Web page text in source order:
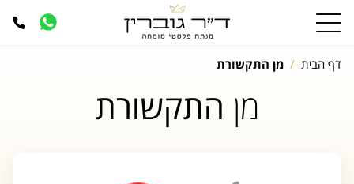
דף הבית מן התקשורת
מן התקשורת